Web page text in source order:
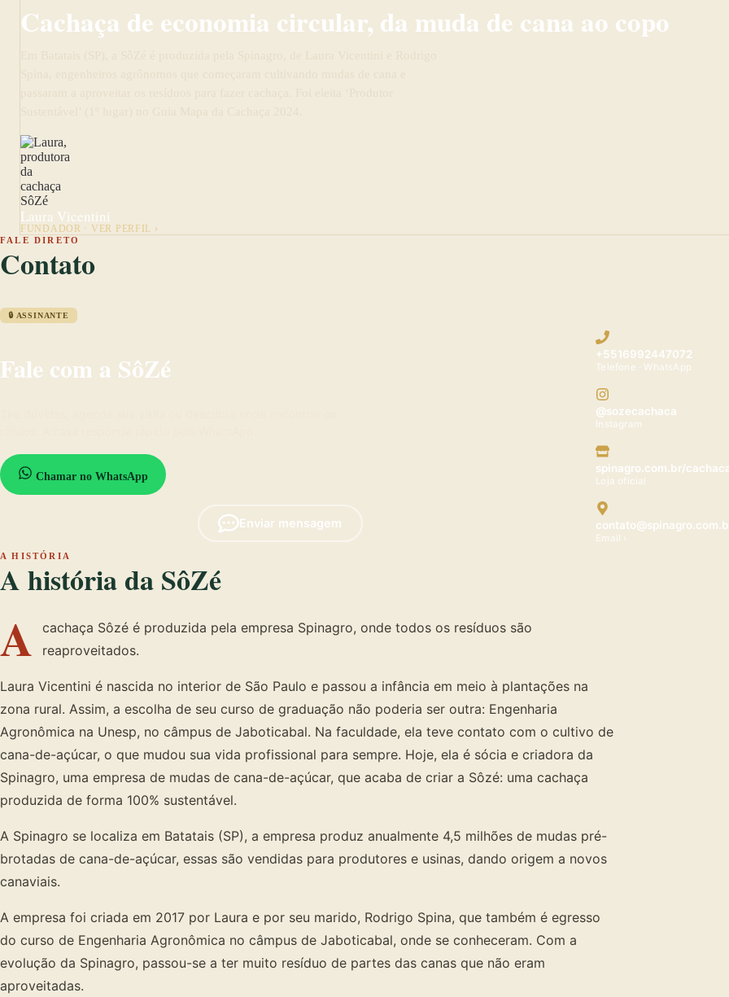
Cachaça de economia circular, da muda de cana ao copo
Laura Vicentini
FUNDADOR · VER PERFIL ›
FALE DIRETO
Contato
🔒 ASSINANTE
Fale com a SôZé
Chamar no WhatsApp
Enviar mensagem
+5516992447072
Telefone · WhatsApp
@sozecachaca
Instagram
spinagro.com.br/
Loja oficial
Email ›
A HISTÓRIA
A história da SôZé
A
cachaça Sôzé é produzida pela empresa Spinagro, onde todos os resíduos são
reaproveitados.
Laura Vicentini é nascida no interior de São Paulo e passou a infância em meio à plantações na
zona rural. Assim, a escolha de seu curso de graduação não poderia ser outra: Engenharia
Agronômica na Unesp, no câmpus de Jaboticabal. Na faculdade, ela teve contato com o cultivo de
cana-de-açúcar, o que mudou sua vida profissional para sempre. Hoje, ela é sócia e criadora da
Spinagro, uma empresa de mudas de cana-de-açúcar, que acaba de criar a Sôzé: uma cachaça
produzida de forma 100% sustentável.
A Spinagro se localiza em Batatais (SP), a empresa produz anualmente 4,5 milhões de mudas pré-
brotadas de cana-de-açúcar, essas são vendidas para produtores e usinas, dando origem a novos
canaviais.
A empresa foi criada em 2017 por Laura e por seu marido, Rodrigo Spina, que também é egresso
do curso de Engenharia Agronômica no câmpus de Jaboticabal, onde se conheceram. Com a
evolução da Spinagro, passou-se a ter muito resíduo de partes das canas que não eram
aproveitadas.